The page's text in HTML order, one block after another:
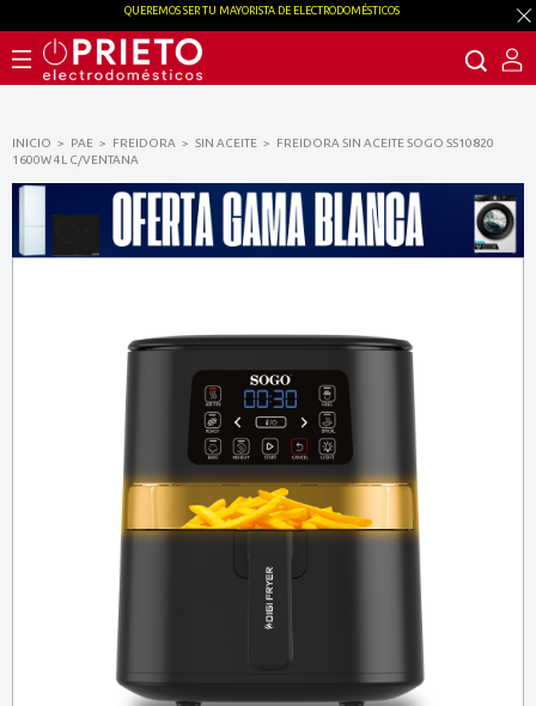
INICIO PAE FREIDORA SIN ACEITE
FREIDORA SIN ACEITE SOGO SS10820
1600W 4L C/VENTANA
QUEREMOS SER TU MAYORISTA DE ELECTRODOMÉSTICOS